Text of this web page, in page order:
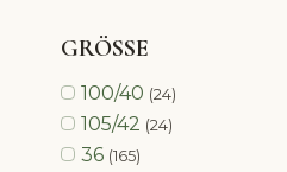
GRÖSSE
100/40 (24)
105/42 (24)
36 (165)